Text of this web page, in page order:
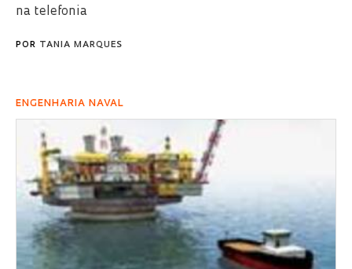
na telefonia
POR TANIA MARQUES
ENGENHARIA NAVAL